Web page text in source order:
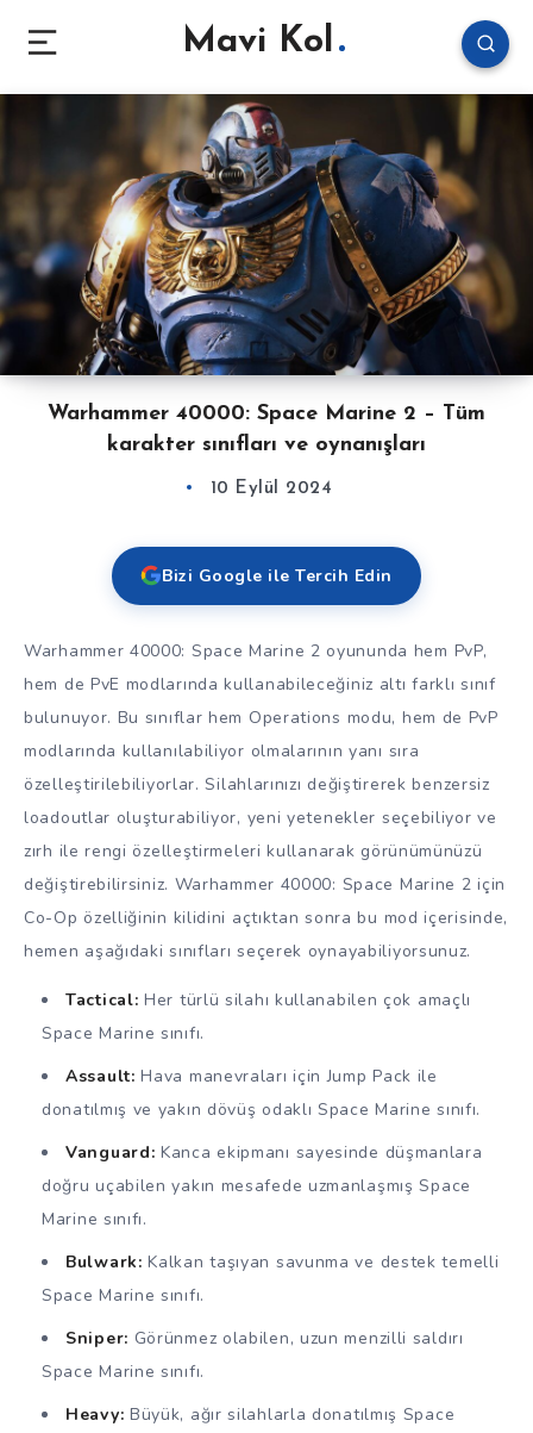
Mavi Kol
Warhammer 40000: Space Marine 2 – Tüm
karakter sınıfları ve oynanışları
10 Eylül 2024
Bizi Google ile Tercih Edin
Warhammer 40000: Space Marine 2 oyununda hem PvP,
hem de PvE modlarında kullanabileceğiniz altı farklı sınıf
bulunuyor. Bu sınıflar hem Operations modu, hem de PvP
modlarında kullanılabiliyor olmalarının yanı sıra
özelleştirilebiliyorlar. Silahlarınızı değiştirerek benzersiz
loadoutlar oluşturabiliyor, yeni yetenekler seçebiliyor ve
zırh ile rengi özelleştirmeleri kullanarak görünümünüzü
değiştirebilirsiniz. Warhammer 40000: Space Marine 2 için
Co-Op özelliğinin kilidini açtıktan sonra bu mod içerisinde,
hemen aşağıdaki sınıfları seçerek oynayabiliyorsunuz.
Tactical: Her türlü silahı kullanabilen çok amaçlı
Space Marine sınıfı.
Assault: Hava manevraları için Jump Pack ile
donatılmış ve yakın dövüş odaklı Space Marine sınıfı.
Vanguard: Kanca ekipmanı sayesinde düşmanlara
doğru uçabilen yakın mesafede uzmanlaşmış Space
Marine sınıfı.
Bulwark: Kalkan taşıyan savunma ve destek temelli
Space Marine sınıfı.
Sniper: Görünmez olabilen, uzun menzilli saldırı
Space Marine sınıfı.
Heavy: Büyük, ağır silahlarla donatılmış Space